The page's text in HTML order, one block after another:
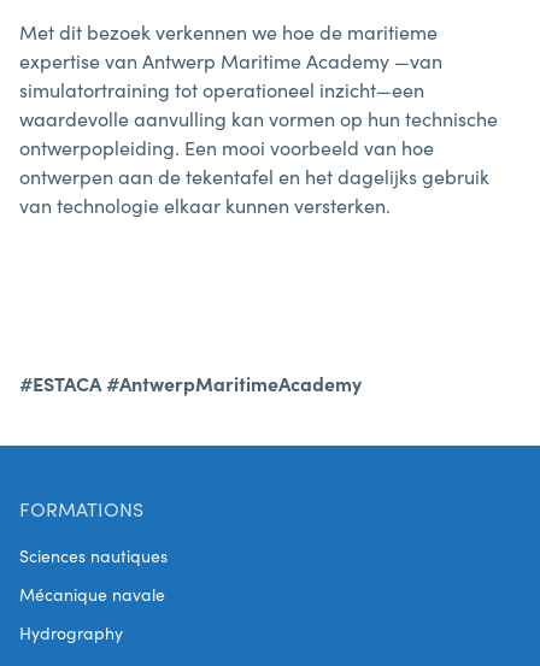
Met dit bezoek verkennen we hoe de maritieme
expertise van Antwerp Maritime Academy —van
simulatortraining tot operationeel inzicht—een
waardevolle aanvulling kan vormen op hun technische
ontwerpopleiding. Een mooi voorbeeld van hoe
ontwerpen aan de tekentafel en het dagelijks gebruik
van technologie elkaar kunnen versterken.
#ESTACA#AntwerpMaritimeAcademy
FORMATIONS
Sciences nautiques
Mécanique navale
Hydrography